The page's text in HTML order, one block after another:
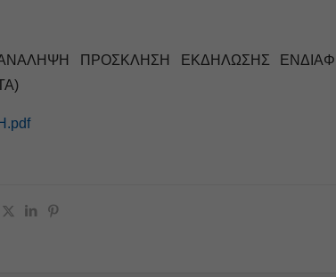
ΠΡΟΣΚΛΗΣΗ ΕΚΔΗΛΩΣΗΣ